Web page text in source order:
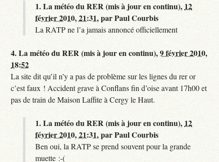
1.La météo du RER (mis à jour en continu), 12
février 2010, 21:31,parPaul Courbis
La RATP ne l’a jamais annoncé officiellement
4.La météo du RER (mis à jour en continu),9 février 2010,
18:52
La site dit qu’il n’y a pas de problème sur les lignes du rer or
c’est faux ! Accident grave à Conflans fin d’oise avant 17h00 et
pas de train de Maison Laffite à Cergy le Haut.
1.La météo du RER (mis à jour en continu), 12
février 2010, 21:31,parPaul Courbis
Ben oui, la RATP se prend souvent pour la grande
muette :-(